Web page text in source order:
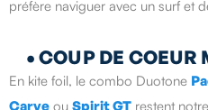
préfère naviguer avec un surf et
•COUP DE COEUR
En kite foil, le combo Duotone
Carve ou Spirit GT restent